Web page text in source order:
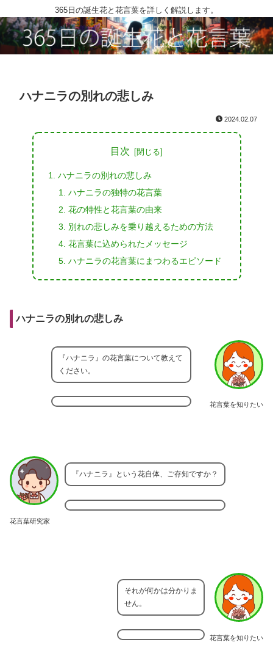
365日の誕生花と花言葉を詳しく解説します。
ハナニラの別れの悲しみ
2024.02.07
目次
ハナニラの別れの悲しみ
ハナニラの独特の花言葉
花の特性と花言葉の由来
別れの悲しみを乗り越えるための方法
花言葉に込められたメッセージ
ハナニラの花言葉にまつわるエピソード
ハナニラの別れの悲しみ
花言葉を知りたい
『ハナニラ』の花言葉について教えて
ください。
花言葉研究家
『ハナニラ』という花自体、ご存知ですか？
花言葉を知りたい
それが何かは分かりま
せん。